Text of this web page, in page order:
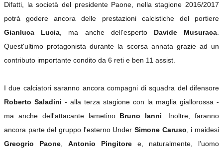
Difatti, la società del presidente Paone, nella stagione 2016/2017
potrà godere ancora delle prestazioni calcistiche del portiere
Gianluca Lucia , ma anche dell'esperto Davide Musuraca
Quest'ultimo protagonista durante la scorsa annata grazie ad un
contributo importante condito da 6 reti e ben 11 assist.
I due calciatori saranno ancora compagni di squadra del difensore
Roberto Saladini - alla terza stagione con la maglia giallorossa -
ma anche dell'attacante lametino Bruno Ianni . Inoltre, faranno
ancora parte del gruppo l'esterno Under Simone Caruso , i maidesi
Greogrio Paone
Antonio Pingitore e, naturalmente, l'uomo